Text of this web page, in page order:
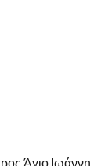
Άγιο Ιωάννη